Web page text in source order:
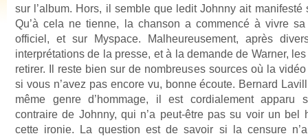
sur l’album. Hors, il semble que ledit Johnny ait manifesté
Qu’à cela ne tienne, la chanson a commencé à vivre
officiel, et sur Myspace. Malheureusement, après
interprétations de la presse, et à la demande de Warner,
retirer. Il reste bien sur de nombreuses sources où la
si vous n’avez pas encore vu, bonne écoute. Bernard
même genre d’hommage, il est cordialement apparu
contraire de Johnny, qui n’a peut-être pas su voir un bel
cette ironie. La question est de savoir si la censure